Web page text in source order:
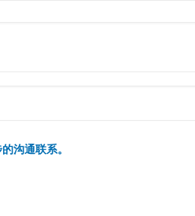
沟通联系。